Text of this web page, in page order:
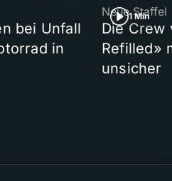
bei Unfall
in
1 Min
Neue Staffel
Die Crew
Refilled»
unsicher